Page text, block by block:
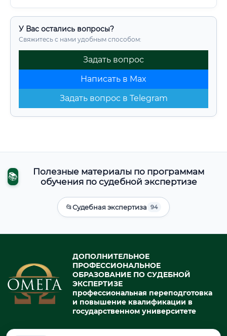
У Вас остались вопросы?
Свяжитесь с нами удобным способом:
Задать вопрос
Написать в Max
Задать вопрос в Telegram
📚
Полезные материалы по программам
обучения по судебной экспертизе
📂Судебная экспертиза 94
ДОПОЛНИТЕЛЬНОЕ
ПРОФЕССИОНАЛЬНОЕ
ОБРАЗОВАНИЕ ПО СУДЕБНОЙ
ЭКСПЕРТИЗЕ
профессиональная переподготовка
и повышение квалификации в
государственном университете